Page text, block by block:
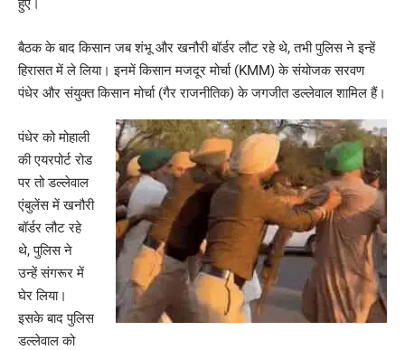
हुए।
बैठक के बाद किसान जब शंभू और खनौरी बॉर्डर लौट रहे थे, तभी पुलिस ने इन्हें
हिरासत में ले लिया। इनमें किसान मजदूर मोर्चा (KMM) के संयोजक सरवण
पंधेर और संयुक्त किसान मोर्चा (गैर राजनीतिक) के जगजीत डल्लेवाल शामिल हैं।
पंधेर को मोहाली
की एयरपोर्ट रोड
पर तो डल्लेवाल
एंबुलेंस में खनौरी
बॉर्डर लौट रहे
थे, पुलिस ने
उन्हें संगरूर में
घेर लिया।
इसके बाद पुलिस
डल्लेवाल को